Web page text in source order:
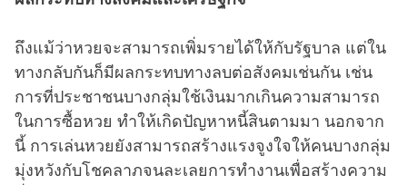
ถึงแม้ว่าหวยจะสามารถเพิ่มรายได้ให้กับรัฐบาล แต่ใน
ทางกลับกันก็มีผลกระทบทางลบต่อสังคมเช่นกัน เช่น
การที่ประชาชนบางกลุ่มใช้เงินมากเกินความสามารถ
ในการซื้อหวย ทำให้เกิดปัญหาหนี้สินตามมา นอกจาก
นี้ การเล่นหวยยังสามารถสร้างแรงจูงใจให้คนบางกลุ่ม
มุ่งหวังกับโชคลาภจนละเลยการทำงานเพื่อสร้างความ